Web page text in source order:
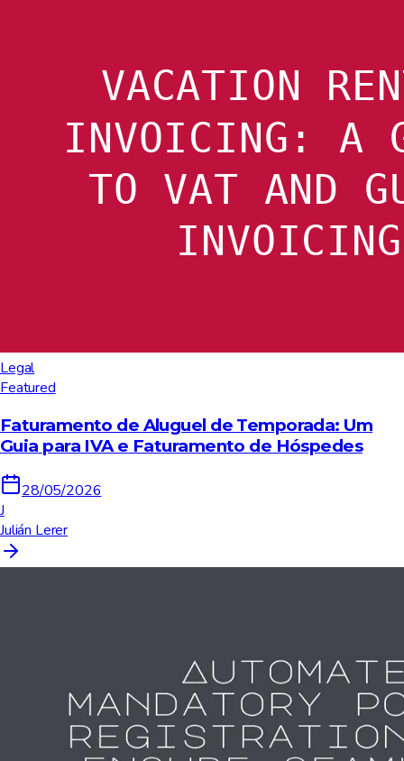
Legal
Featured
Faturamento de Aluguel de Temporada: Um
Guia para IVA e Faturamento de Hóspedes
28/05/2026
J
Julián Lerer